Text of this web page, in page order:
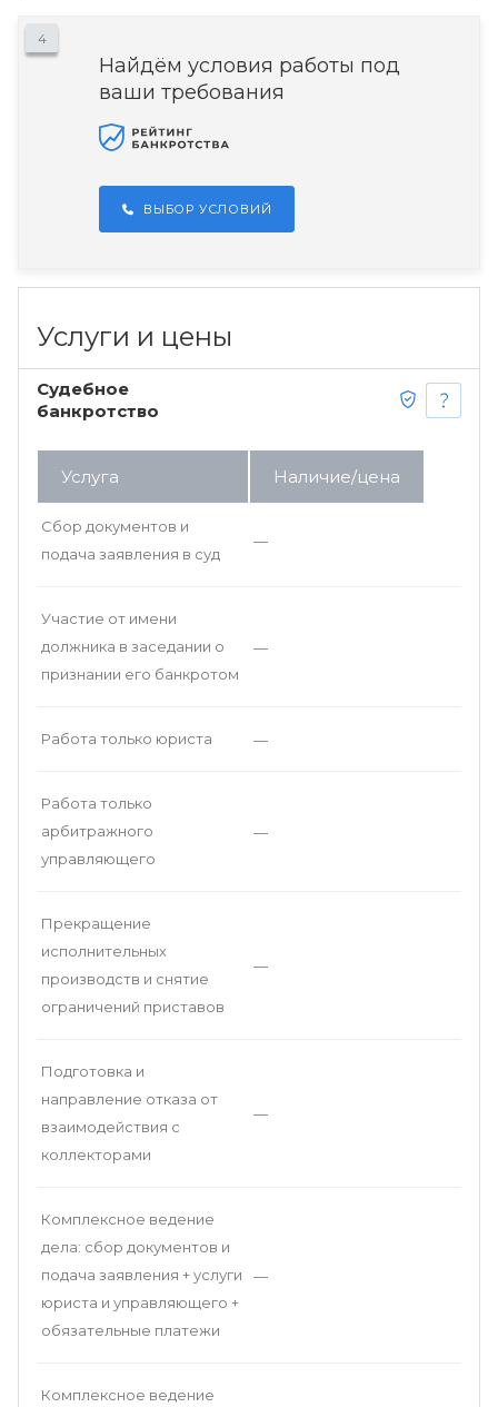
4
Найдём условия работы под
ваши требования
ВЫБОР УСЛОВИЙ
Услуги и цены
Судебное
банкротство
Услуга Наличие/цена
Сбор документов и
подача заявления в суд
—
Участие от имени
должника в заседании о
признании его банкротом
—
Работа только юриста —
Работа только
арбитражного
управляющего
—
Прекращение
исполнительных
производств и снятие
ограничений приставов
—
Подготовка и
направление отказа от
взаимодействия с
коллекторами
—
Комплексное ведение
дела: сбор документов и
подача заявления + услуги
юриста и управляющего +
обязательные платежи
—
Комплексное ведение